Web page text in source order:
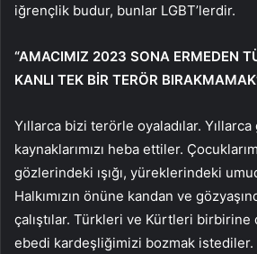
iğrençlik budur, bunlar LGBT’lerdir.
“AMACIMIZ 2023 SONA ERMEDEN
KANLI TEK BİR TERÖR
Yıllarca bizi terörle oyaladılar.
kaynaklarımızı heba ettiler.
gözlerindeki ışığı, yüreklerindeki
Halkımızın önüne kandan ve
çalıştılar. Türkleri ve Kürtleri birbirine
ebedi kardeşliğimizi bozmak istediler.